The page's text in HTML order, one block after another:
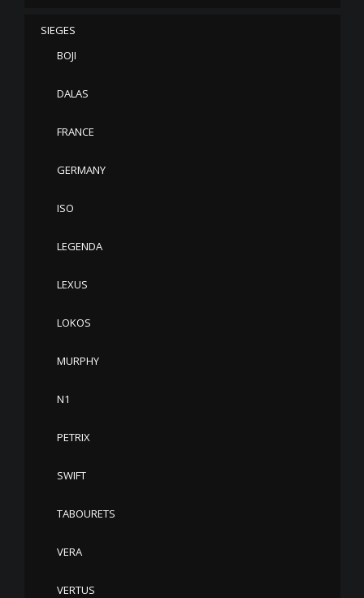
SIEGES
BOJI
DALAS
FRANCE
GERMANY
ISO
LEGENDA
LEXUS
LOKOS
MURPHY
N1
PETRIX
SWIFT
TABOURETS
VERA
VERTUS